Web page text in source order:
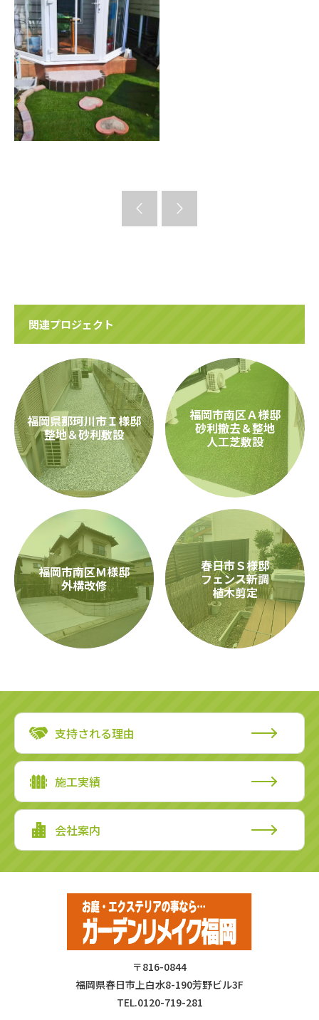
関連プロジェクト
福岡県那珂川市Ｉ様邸
整地＆砂利敷設
福岡市南区Ａ様邸
砂利撤去＆整地
人工芝敷設
福岡市南区Ｍ様邸
外構改修
春日市Ｓ様邸
フェンス新調
植木剪定
支持される理由
施工実績
会社案内
〒816-0844
福岡県春日市上白水8-190芳野ビル3F
TEL.0120-719-281